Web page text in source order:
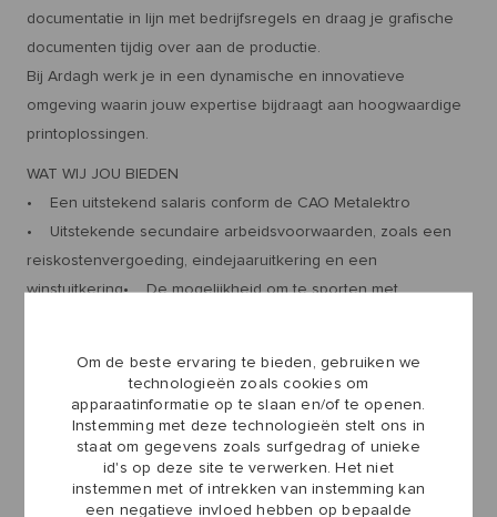
Om de beste ervaring te bieden, gebruiken we
technologieën zoals cookies om
apparaatinformatie op te slaan en/of te openen.
Instemming met deze technologieën stelt ons in
staat om gegevens zoals surfgedrag of unieke
id's op deze site te verwerken. Het niet
instemmen met of intrekken van instemming kan
een negatieve invloed hebben op bepaalde
documentatie in lijn met bedrijfsregels en draag je grafische
documenten tijdig over aan de productie.
Bij Ardagh werk je in een dynamische en innovatieve
omgeving waarin jouw expertise bijdraagt aan hoogwaardige
printoplossingen.
WAT WIJ JOU BIEDEN
• Een uitstekend salaris conform de CAO Metalektro
• Uitstekende secundaire arbeidsvoorwaarden, zoals een
reiskostenvergoeding, eindejaaruitkering en een
winstuitkering• De mogelijkheid om te sporten met
• Opleidingsmogelijkheden en volop mogelijkheden om
jezelf verder te ontwikkelen en door te groeien
• Fijne werkomgeving, samenwerken met leuke collega's bij
een internationale onderneming met veel uitdaging en
afwisseling